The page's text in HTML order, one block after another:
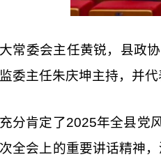
常委会主任黄锐，县政
委主任朱庆坤主持，并代
分肯定了2025年全县党
全会上的重要讲话精神